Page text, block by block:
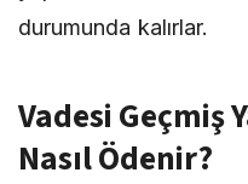
durumunda kalırlar.
Vadesi Geçmiş
Nasıl Ödenir?